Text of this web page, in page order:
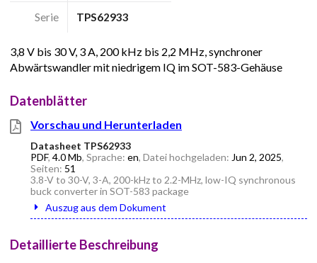
Serie TPS62933
3,8 V bis 30 V, 3 A, 200 kHz bis 2,2 MHz, synchroner
Abwärtswandler mit niedrigem IQ im SOT-583-Gehäuse
Datenblätter
Vorschau und Herunterladen
Datasheet TPS62933
PDF, 4.0 Mb, Sprache: en, Datei hochgeladen: Jun 2, 2025,
Seiten: 51
3.8-V to 30-V, 3-A, 200-kHz to 2.2-MHz, low-IQ synchronous
buck converter in SOT-583 package
Auszug aus dem Dokument
Detaillierte Beschreibung